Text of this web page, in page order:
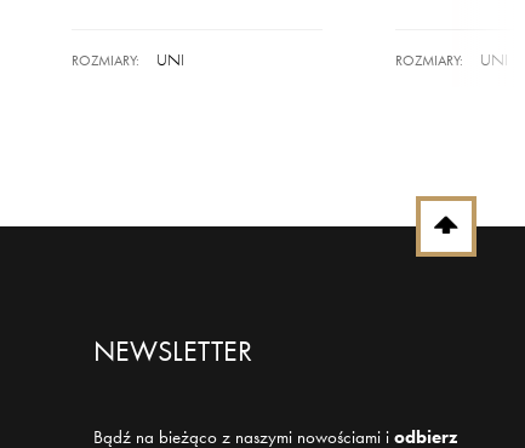
ROZMIARY: UNI ROZMIARY: UNI
NEWSLETTER
Bądź na bieżąco z naszymi nowościami i odbierz